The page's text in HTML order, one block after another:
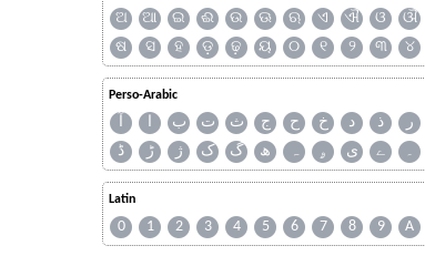
ଅ ଆ ଇ ଈ ଉ ଊ ଋ ଏ ଐ ଓ ଔ
ଷ
ସ ହ ଡ଼ ଢ଼ ୟ ୦ ୧ ୨ ୩ ୪
Perso-Arabic
آ ا ب ت ث ج ح خ د ذ ر
ڈ
ڑ ژ ک گ ھ ہ ۄ ی ے ۔
Latin
0 1 2 3 4 5 6 7 8 9 A